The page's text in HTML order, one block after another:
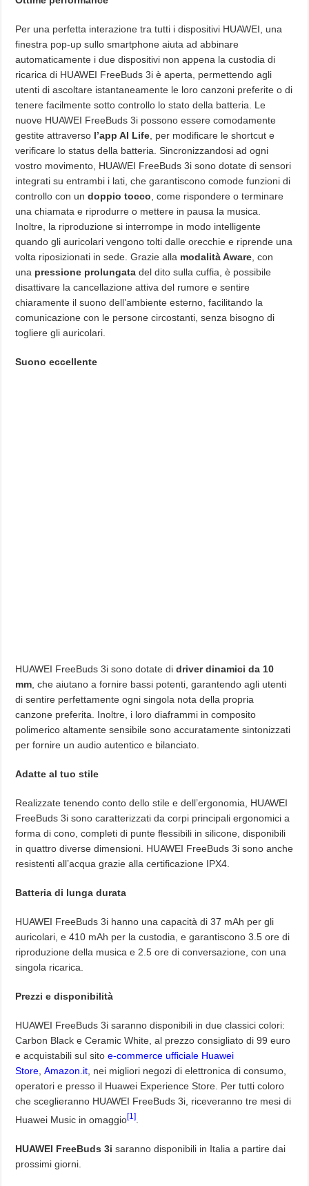
Per una perfetta interazione tra tutti i dispositivi HUAWEI, una
finestra pop-up sullo smartphone aiuta ad abbinare
automaticamente i due dispositivi non appena la custodia di
ricarica di HUAWEI FreeBuds 3i è aperta, permettendo agli
utenti di ascoltare istantaneamente le loro canzoni preferite o di
tenere facilmente sotto controllo lo stato della batteria. Le
nuove HUAWEI FreeBuds 3i possono essere comodamente
gestite attraverso l’app AI Life , per modificare le shortcut e
verificare lo status della batteria. Sincronizzandosi ad ogni
vostro movimento, HUAWEI FreeBuds 3i sono dotate di sensori
integrati su entrambi i lati, che garantiscono comode funzioni di
controllo con undoppio tocco , come rispondere o terminare
una chiamata e riprodurre o mettere in pausa la musica.
Inoltre, la riproduzione si interrompe in modo intelligente
quando gli auricolari vengono tolti dalle orecchie e riprende una
volta riposizionati in sede. Grazie alla modalità Aware , con
una pressione prolungata del dito sulla cuffia, è possibile
disattivare la cancellazione attiva del rumore e sentire
chiaramente il suono dell’ambiente esterno, facilitando la
comunicazione con le persone circostanti, senza bisogno di
togliere gli auricolari.
Suono eccellente
HUAWEI FreeBuds 3i sono dotate didriver dinamici da 10
mm , che aiutano a fornire bassi potenti, garantendo agli utenti
di sentire perfettamente ogni singola nota della propria
canzone preferita. Inoltre, i loro diaframmi in composito
polimerico altamente sensibile sono accuratamente sintonizzati
per fornire un audio autentico e bilanciato.
Adatte al tuo stile
Realizzate tenendo conto dello stile e dell’ergonomia, HUAWEI
FreeBuds 3i sono caratterizzati da corpi principali ergonomici a
forma di cono, completi di punte flessibili in silicone, disponibili
in quattro diverse dimensioni. HUAWEI FreeBuds 3i sono anche
resistenti all’acqua grazie alla certificazione IPX4.
Batteria di lunga durata
HUAWEI FreeBuds 3i hanno una capacità di 37 mAh per gli
auricolari, e 410 mAh per la custodia, e garantiscono 3.5 ore di
riproduzione della musica e 2.5 ore di conversazione, con una
singola ricarica.
Prezzi e disponibilità
HUAWEI FreeBuds 3i saranno disponibili in due classici colori:
Carbon Black e Ceramic White, al prezzo consigliato di 99 euro
e acquistabili sul sitoe-commerce ufficiale Huawei
Store ,Amazon.it , nei migliori negozi di elettronica di consumo,
operatori e presso il Huawei Experience Store. Per tutti coloro
che sceglieranno HUAWEI FreeBuds 3i, riceveranno tre mesi di
Huawei Music in omaggio[1]
HUAWEI FreeBuds 3i saranno disponibili in Italia a partire dai
prossimi giorni.